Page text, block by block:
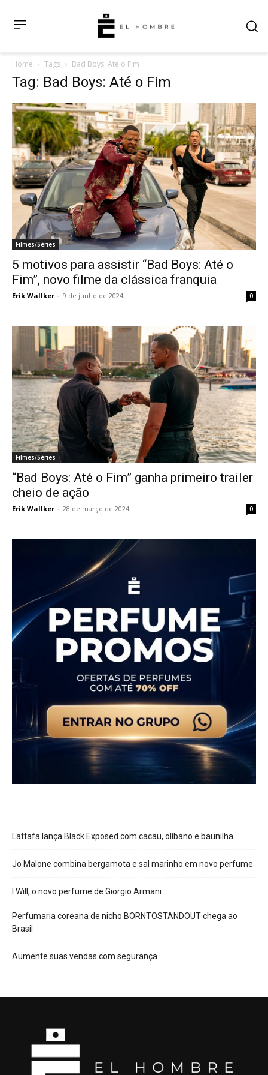
Home Tags Bad Boys: Até o Fim
Tag: Bad Boys: Até o Fim
Filmes/Séries
5 motivos para assistir “Bad Boys: Até o
Fim”, novo filme da clássica franquia
Erik Wallker - 9 de junho de 2024 0
Filmes/Séries
“Bad Boys: Até o Fim” ganha primeiro trailer
cheio de ação
Erik Wallker - 28 de março de 2024 0
Lattafa lança Black Exposed com cacau, olíbano e baunilha
Jo Malone combina bergamota e sal marinho em novo perfume
I Will, o novo perfume de Giorgio Armani
Perfumaria coreana de nicho BORNTOSTANDOUT chega ao
Brasil
Aumente suas vendas com segurança